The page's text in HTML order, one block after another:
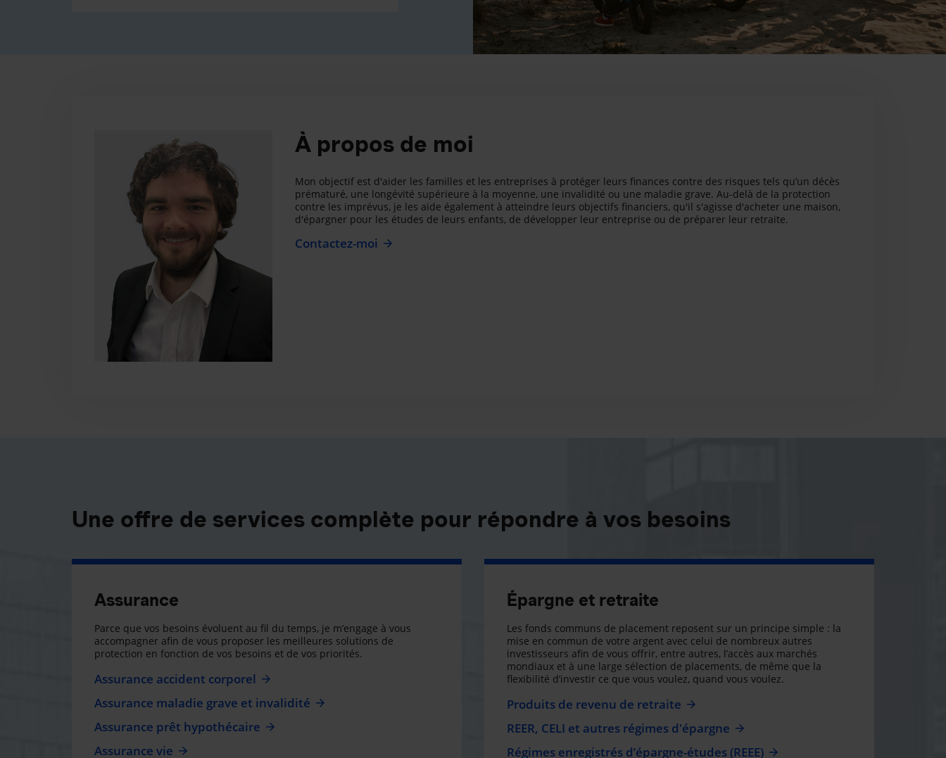
À propos de moi
Mon objectif est d'aider les familles et les entreprises à protéger leurs finances contre des risques tels qu’un décès
prématuré, une longévité supérieure à la moyenne, une invalidité ou une maladie grave. Au-delà de la protection
contre les imprévus, je les aide également à atteindre leurs objectifs financiers, qu'il s'agisse d'acheter une maison,
d'épargner pour les études de leurs enfants, de développer leur entreprise ou de préparer leur retraite.
Contactez-moi
Une offre de services complète pour répondre à vos besoins
Assurance
Parce que vos besoins évoluent au fil du temps, je m’engage à vous
accompagner afin de vous proposer les meilleures solutions de
protection en fonction de vos besoins et de vos priorités.
Assurance accident corporel
Assurance maladie grave et invalidité
Assurance prêt hypothécaire
Assurance vie
Épargne et retraite
Les fonds communs de placement reposent sur un principe simple : la
mise en commun de votre argent avec celui de nombreux autres
investisseurs afin de vous offrir, entre autres, l’accès aux marchés
mondiaux et à une large sélection de placements, de même que la
flexibilité d’investir ce que vous voulez, quand vous voulez.
Produits de revenu de retraite
REER, CELI et autres régimes d'épargne
Régimes enregistrés d’épargne-études (REEE)